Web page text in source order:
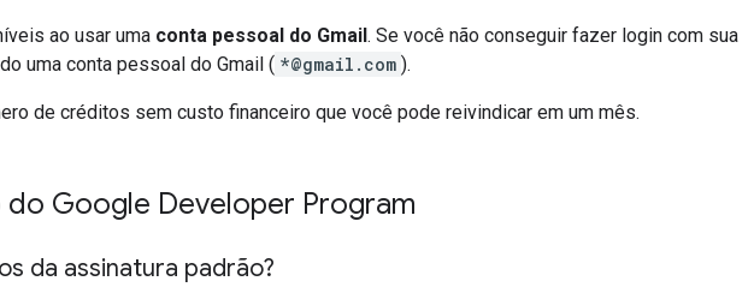
ao usar uma conta pessoal do Gmail. Se você não conseguir fazer login com sua
uma conta pessoal do Gmail ( *@gmail.com ).
de créditos sem custo financeiro que você pode reivindicar em um mês.
Google Developer Program
da assinatura padrão?